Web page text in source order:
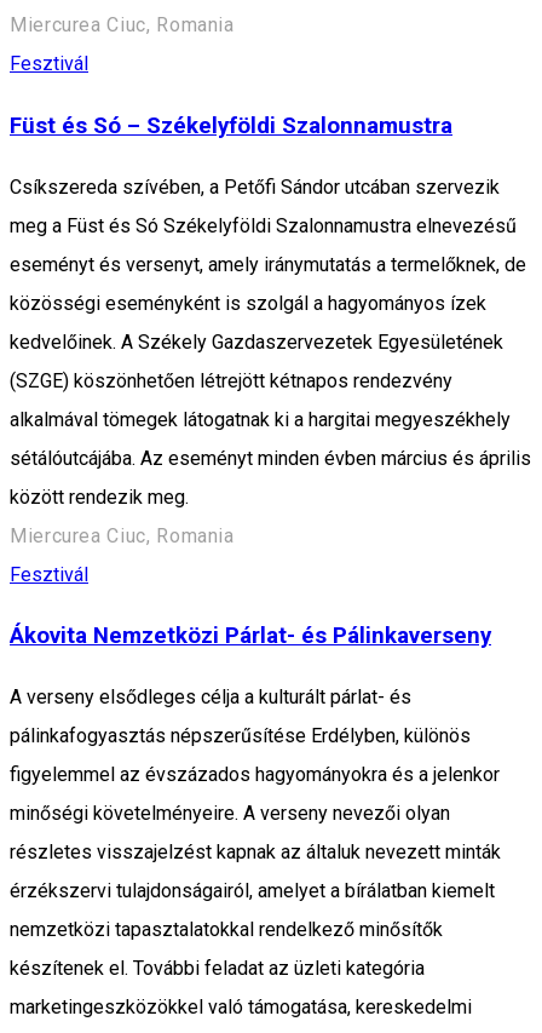
Miercurea Ciuc, Romania
Fesztivál
Füst és Só – Székelyföldi Szalonnamustra
Csíkszereda szívében, a Petőfi Sándor utcában szervezik
meg a Füst és Só Székelyföldi Szalonnamustra elnevezésű
eseményt és versenyt, amely iránymutatás a termelőknek, de
közösségi eseményként is szolgál a hagyományos ízek
kedvelőinek. A Székely Gazdaszervezetek Egyesületének
(SZGE) köszönhetően létrejött kétnapos rendezvény
alkalmával tömegek látogatnak ki a hargitai megyeszékhely
sétálóutcájába. Az eseményt minden évben március és április
között rendezik meg.
Miercurea Ciuc, Romania
Fesztivál
Ákovita Nemzetközi Párlat- és Pálinkaverseny
A verseny elsődleges célja a kulturált párlat- és
pálinkafogyasztás népszerűsítése Erdélyben, különös
figyelemmel az évszázados hagyományokra és a jelenkor
minőségi követelményeire. A verseny nevezői olyan
részletes visszajelzést kapnak az általuk nevezett minták
érzékszervi tulajdonságairól, amelyet a bírálatban kiemelt
nemzetközi tapasztalatokkal rendelkező minősítők
készítenek el. További feladat az üzleti kategória
marketingeszközökkel való támogatása, kereskedelmi